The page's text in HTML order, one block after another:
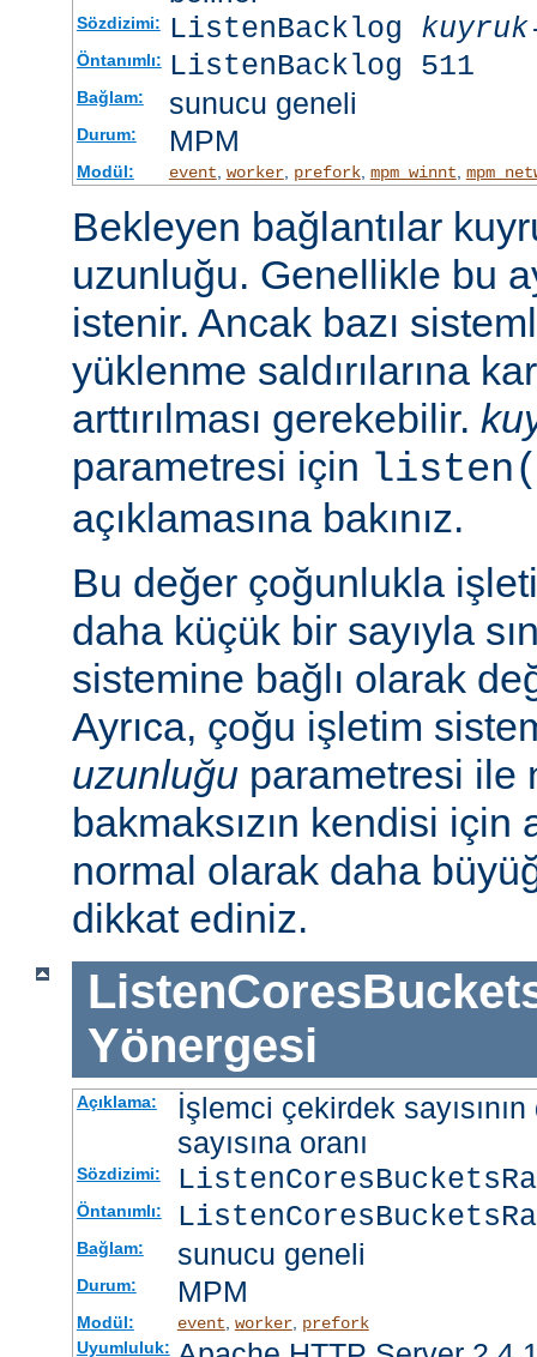
Sözdizimi: ListenBacklog
Öntanımlı: ListenBacklog 511
Bağlam: sunucu geneli
Durum: MPM
Modül: event, worker, prefork, mpm_winnt,
Bekleyen bağlantılar
uzunluğu. Genellikle bu
istenir. Ancak bazı
yüklenme saldırılarına
arttırılması gerekebilir.
parametresi için
açıklamasına bakınız.
Bu değer çoğunlukla
daha küçük bir sayıyla
sistemine bağlı olarak
Ayrıca, çoğu işletim
uzunluğu parametresi ile
bakmaksızın kendisi için
normal olarak daha
dikkat ediniz.
Yönergesi
Açıklama:
İşlemci çekirdek
sayısına oranı
Sözdizimi:
Öntanımlı:
Bağlam: sunucu geneli
Durum: MPM
Modül: event worker, prefork
Uyumluluk: